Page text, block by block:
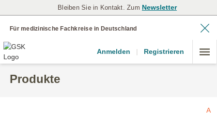
Bleiben Sie in Kontakt. Zum Newsletter
Für medizinische Fachkreise in Deutschland
Anmelden | Registrieren
Produkte
A